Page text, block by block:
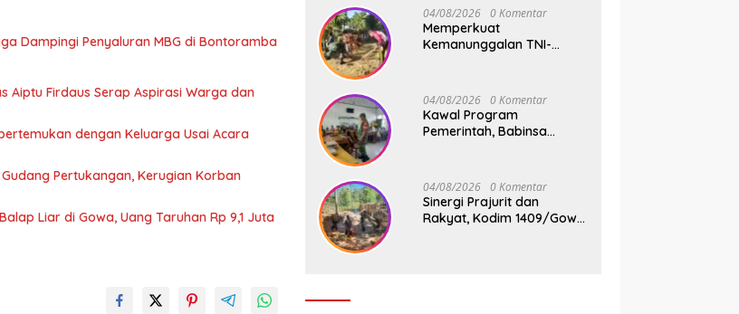
Dampingi Penyaluran MBG di Bontoramba
Aiptu Firdaus Serap Aspirasi Warga dan
dengan Keluarga Usai Acara
Pertukangan, Kerugian Korban
Liar di Gowa, Uang Taruhan Rp 9,1 Juta
Aman dan Lancar
04/08/2026 0 Komentar
Memperkuat
Kemanunggalan TNI-
Gelar Karya Bakti
Bersama Pemdes Jipang
04/08/2026 0 Komentar
Kawal Program
Pemerintah, Babinsa
Tetebatu Pantau
Penyaluran Makan Bergizi
Gratis di SD Inpres
Biringkaloro
04/08/2026 0 Komentar
Sinergi Prajurit dan
Rakyat, Kodim 1409/Gowa